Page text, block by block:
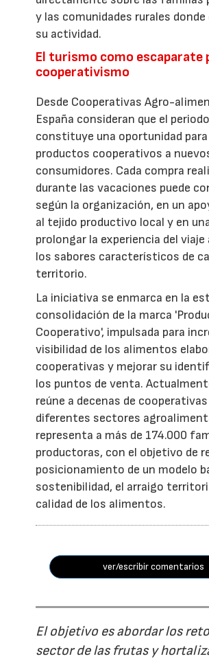
y las comunidades rurales
su actividad.
El turismo como escaparate
cooperativismo
Desde Cooperativas Agro-
España consideran que el
constituye una oportunidad
productos cooperativos a
consumidores. Cada compra
durante las vacaciones puede
según la organización, en un
al tejido productivo local y en
prolongar la experiencia del viaje
los sabores característicos de
territorio.
La iniciativa se enmarca en la
consolidación de la marca
Cooperativo', impulsada para
visibilidad de los alimentos
cooperativas y mejorar su
los puntos de venta.
reúne a decenas de cooperativas
diferentes sectores
representa a más de 174.000
productoras, con el objetivo de
posicionamiento de un modelo
sostenibilidad, el arraigo
calidad de los alimentos.
ver/escribir comentarios
El objetivo es abordar los
sector de las frutas y